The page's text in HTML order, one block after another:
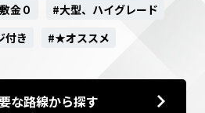
金０
#大型、ハイグレード
付き #★オススメ
な路線から探す